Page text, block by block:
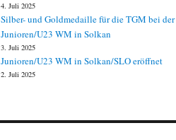
4. Juli 2025
Silber- und Goldmedaille für die TGM bei der
Junioren/U23 WM in Solkan
3. Juli 2025
Junioren/U23 WM in Solkan/SLO eröffnet
2. Juli 2025